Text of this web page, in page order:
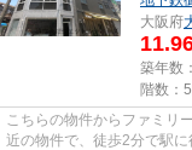
大阪府
築年数
階数：
こちらの物件からファミリ
近の物件で、徒歩2分で駅に